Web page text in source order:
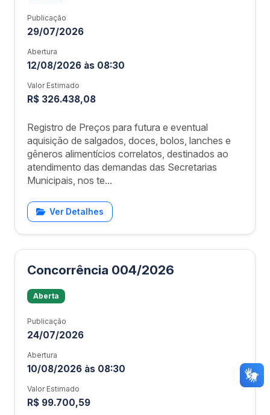
Publicação
29/07/2026
Abertura
12/08/2026 às 08:30
Valor Estimado
R$ 326.438,08
Registro de Preços para futura e eventual
aquisição de salgados, doces, bolos, lanches e
gêneros alimentícios correlatos, destinados ao
atendimento das demandas das Secretarias
Municipais, nos te...
Ver Detalhes
Concorrência 004/2026
Aberta
Publicação
24/07/2026
Abertura
10/08/2026 às 08:30
Valor Estimado
R$ 99.700,59